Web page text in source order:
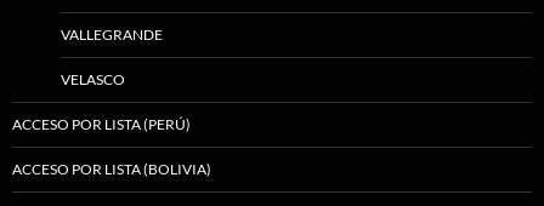
VALLEGRANDE
VELASCO
ACCESO POR LISTA (PERÚ)
ACCESO POR LISTA (BOLIVIA)